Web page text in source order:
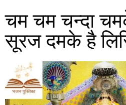
चम चम चन्दा
सूरज दमके है